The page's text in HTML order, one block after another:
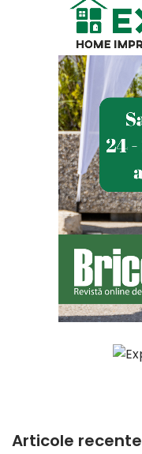
Articole recente